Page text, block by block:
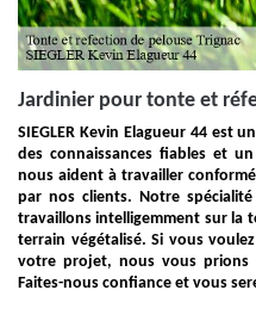
Jardinier pour tonte et
SIEGLER Kevin Elagueur 44 est
des connaissances fiables et
nous aident à travailler
par nos clients. Notre
travaillons intelligemment sur la
terrain végétalisé. Si vous
votre projet, nous vous prions
Faites-nous confiance et vous